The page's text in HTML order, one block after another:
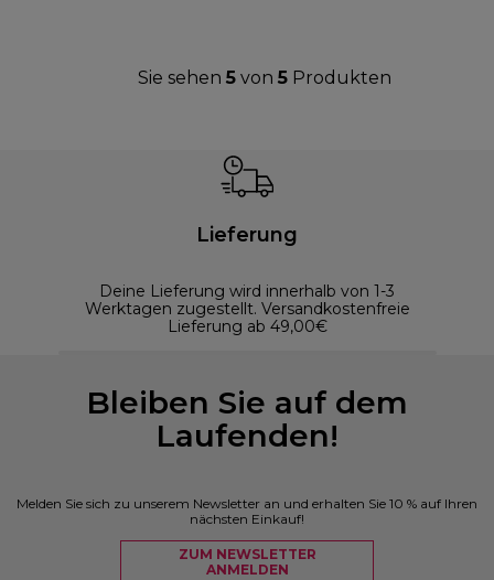
Sie sehen 5 von 5 Produkten
Lieferung
Deine Lieferung wird innerhalb von 1-3
Werktagen zugestellt. Versandkostenfreie
Lieferung ab 49,00€
Bleiben Sie auf dem
Laufenden!
Melden Sie sich zu unserem Newsletter an und erhalten Sie 10 % auf Ihren
nächsten Einkauf!
ZUM NEWSLETTER
ANMELDEN